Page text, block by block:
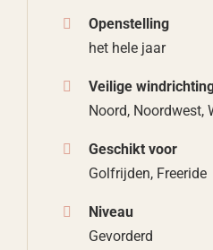
Openstelling
het hele jaar
Veilige
Noord, Noordwest,
Geschikt voor
Golfrijden, Freeride
Niveau
Gevorderd